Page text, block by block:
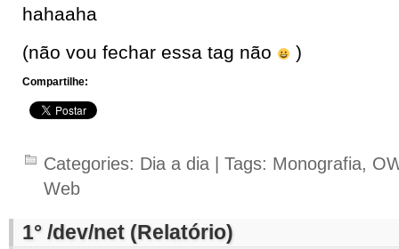
hahaaha
(não vou fechar essa tag não
)
Compartilhe:
Categories: Dia a dia | Tags: Monografia,
Web
1° /dev/net (Relatório)